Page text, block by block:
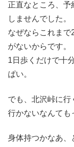
正直なところ、
しませんでした。
なぜならこれまで
がないからです。
1日歩くだけで十
ぱい。
でも、北沢峠に
行かないなんても
身体持つかなあ、